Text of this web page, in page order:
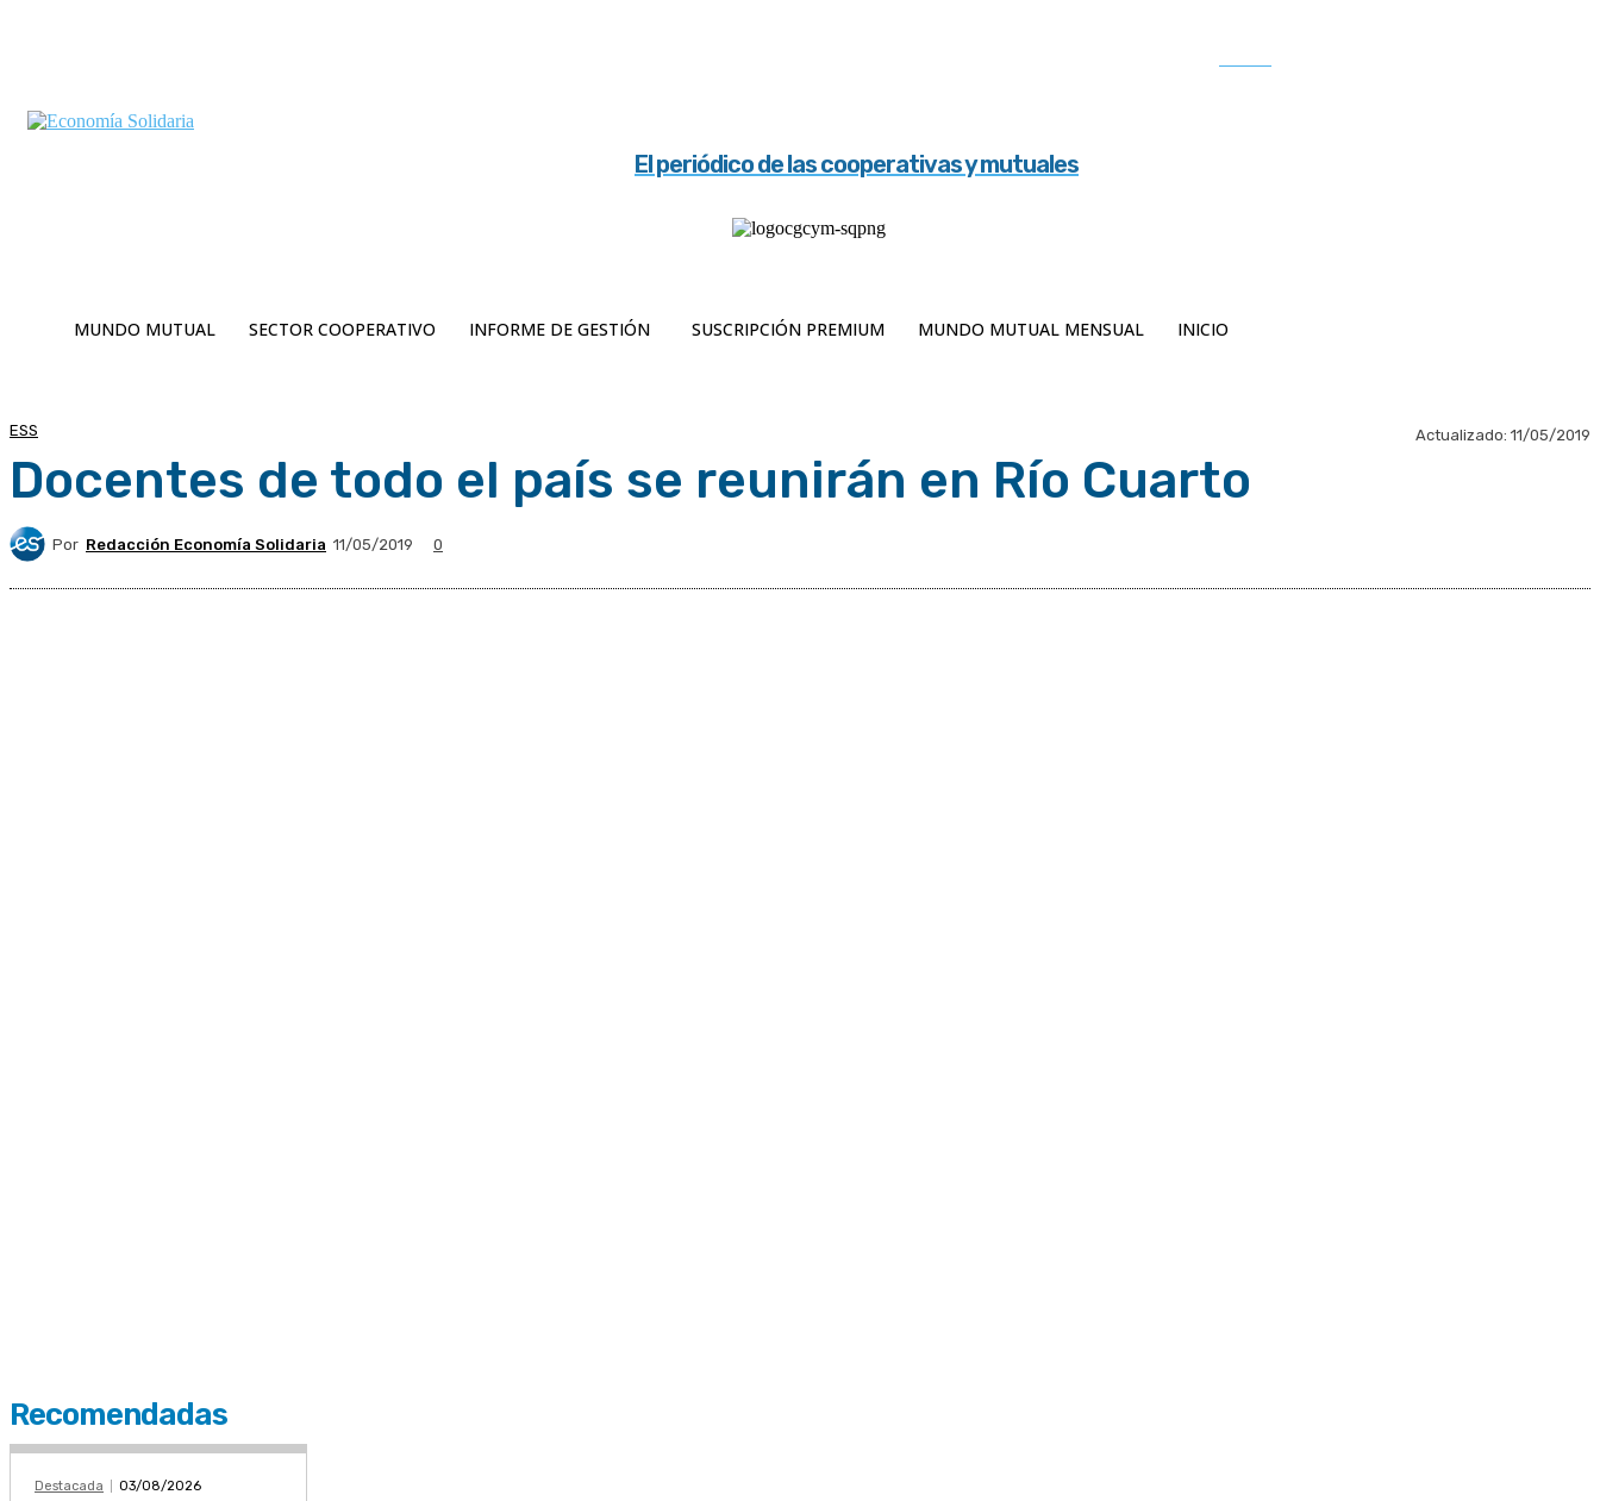
El periódico de las cooperativas y mutuales
MUNDO MUTUAL SECTOR COOPERATIVO INFORME DE GESTIÓN SUSCRIPCIÓN PREMIUM MUNDO MUTUAL MENSUAL INICIO
ESS Actualizado: 11/05/2019
Docentes de todo el país se reunirán en Río Cuarto
Por Redacción Economía Solidaria 11/05/2019 0
Recomendadas
Destacada 03/08/2026